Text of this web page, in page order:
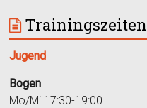
Trainingszeiten
Jugend
Bogen
Mo/Mi 17:30-19:00